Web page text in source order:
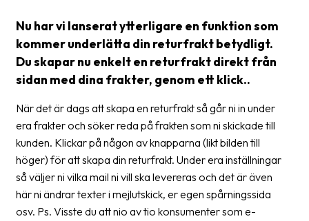
Paketering
Frakthandlingar
Tulldeklarationer
Leveransvillkor
Upphämtningar
Manualer
Nu har vi lanserat ytterligare en funktion som
kommer underlätta din returfrakt betydligt.
Du skapar nu enkelt en returfrakt direkt från
sidan med dina frakter, genom ett klick..
När det är dags att skapa en returfrakt så går ni in under
era frakter och söker reda på frakten som ni skickade till
kunden. Klickar på någon av knapparna (likt bilden till
höger) för att skapa din returfrakt. Under era inställningar
så väljer ni vilka mail ni vill ska levereras och det är även
här ni ändrar texter i mejlutskick, er egen spårningssida
osv. Ps. Visste du att nio av tio konsumenter som e-